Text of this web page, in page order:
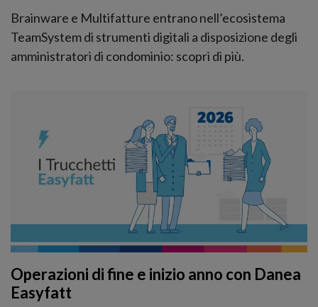
Brainware e Multifatture entrano nell’ecosistema
TeamSystem di strumenti digitali a disposizione degli
amministratori di condominio: scopri di più.
Operazioni di fine e inizio anno con Danea
Easyfatt